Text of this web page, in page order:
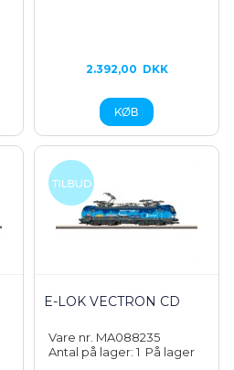
2.392,00 DKK
E-LOK VECTRON CD
Vare nr. MA088235
Antal på lager: 1 På lager